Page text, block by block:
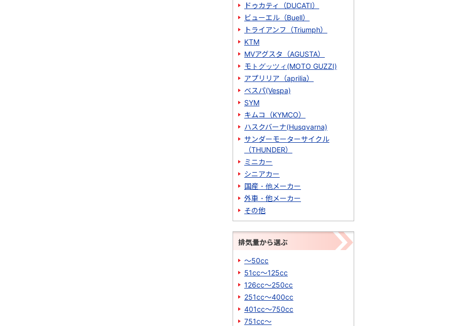
ドゥカティ（DUCATI）
ビューエル（Buell）
トライアンフ（Triumph）
KTM
MVアグスタ（AGUSTA）
モトグッツィ(MOTO GUZZI)
アプリリア（aprilia）
ベスパ(Vespa)
SYM
キムコ（KYMCO）
ハスクバーナ(Husqvarna)
サンダーモーターサイクル
（THUNDER）
ミニカー
シニアカー
国産・他メーカー
外車・他メーカー
その他
排気量から選ぶ
～50cc
51cc～125cc
126cc～250cc
251cc～400cc
401cc～750cc
751cc～